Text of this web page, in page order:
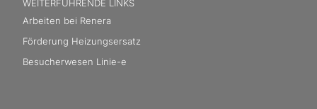
WEITERFÜHRENDE LINKS
Arbeiten bei Renera
Förderung Heizungsersatz
Besucherwesen Linie-e